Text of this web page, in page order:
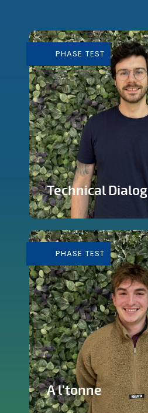
durable
En savoir plus
PHASE TEST
Technical Dialog
artistique
En savoir plus
PHASE TEST
A l'tonne